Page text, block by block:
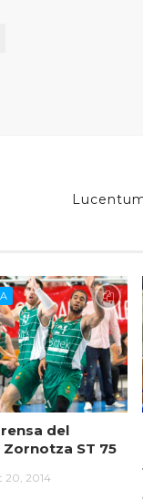
del
ST 75
20, 2014